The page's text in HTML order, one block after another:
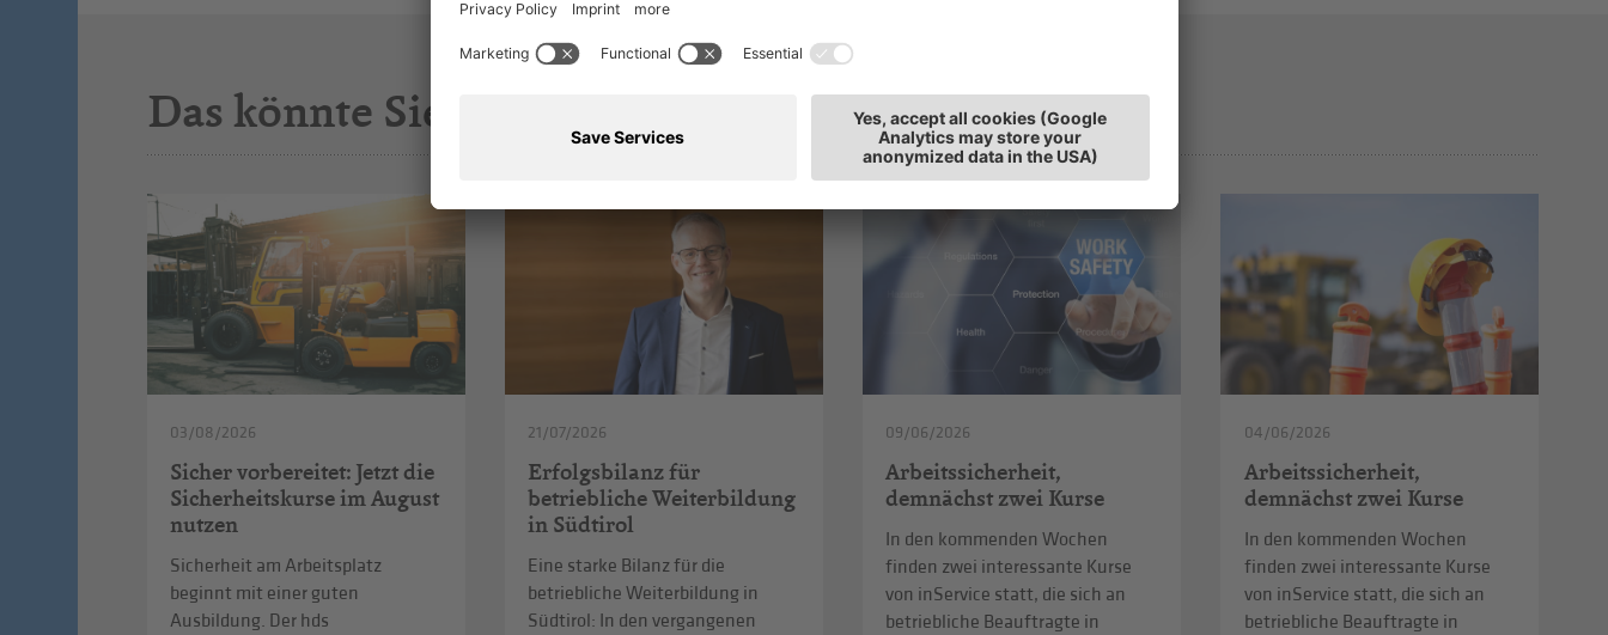
Das könnte Sie auch interessieren
03/08/2026
Sicher vorbereitet: Jetzt die
Sicherheitskurse im August
nutzen
Sicherheit am Arbeitsplatz
beginnt mit einer guten
Ausbildung. Der hds
21/07/2026
Erfolgsbilanz für
betriebliche Weiterbildung
in Südtirol
Eine starke Bilanz für die
betriebliche Weiterbildung in
Südtirol: In den vergangenen
09/06/2026
Arbeitssicherheit,
demnächst zwei Kurse
In den kommenden Wochen
finden zwei interessante Kurse
von inService statt, die sich an
betriebliche Beauftragte in
04/06/2026
Arbeitssicherheit,
demnächst zwei Kurse
In den kommenden Wochen
finden zwei interessante Kurse
von inService statt, die sich an
betriebliche Beauftragte in